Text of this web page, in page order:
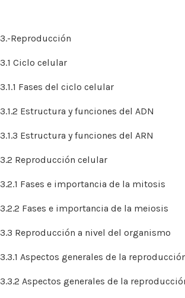
3.-Reproducción
3.1 Ciclo celular
3.1.1 Fases del ciclo celular
3.1.2 Estructura y funciones del ADN
3.1.3 Estructura y funciones del ARN
3.2 Reproducción celular
3.2.1 Fases e importancia de la mitosis
3.2.2 Fases e importancia de la meiosis
3.3 Reproducción a nivel del organismo
3.3.1 Aspectos generales de la
3.3.2 Aspectos generales de la